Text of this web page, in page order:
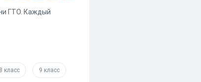
ГТО. Каждый
8 класс 9 класс